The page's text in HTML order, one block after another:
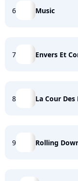
6 Music
7 Envers Et
8 La Cour
9 Rolling